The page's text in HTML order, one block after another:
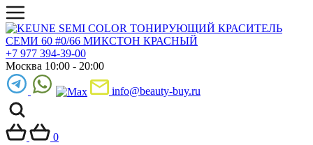
+7 977 394-39-00
Москва 10:00 - 20:00
info@beauty-buy.ru
0